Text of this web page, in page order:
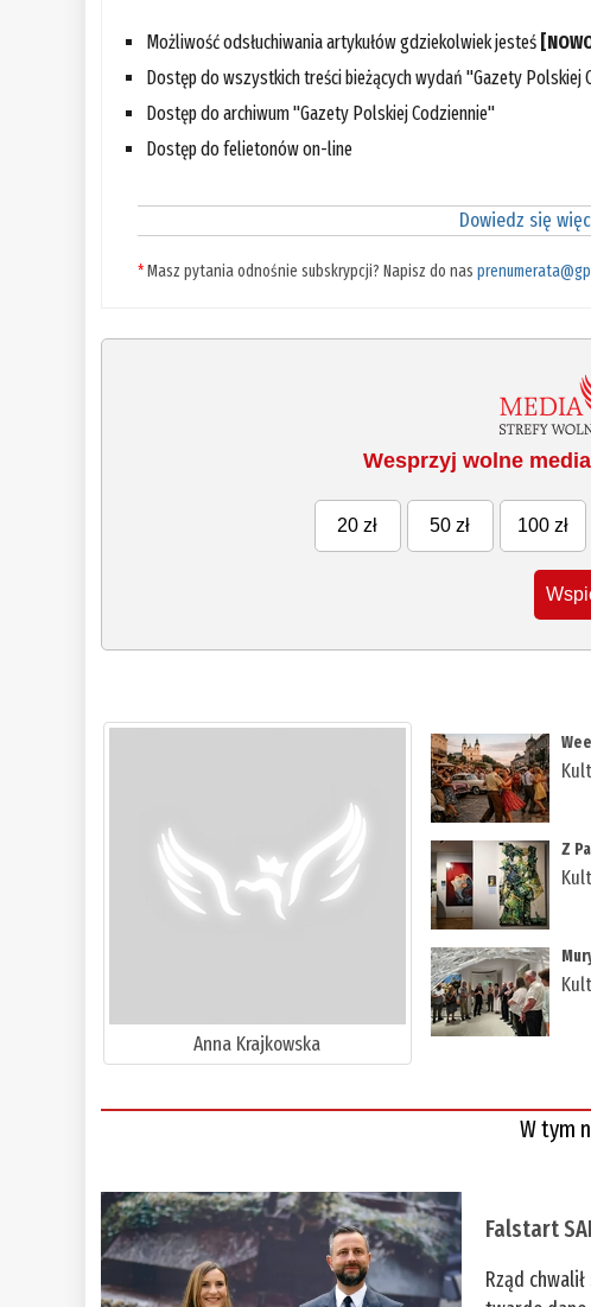
Możliwość odsłuchiwania artykułów gdziekolwiek jesteś
Dostęp do wszystkich treści bieżących wydań "Gazety Polskiej
Dostęp do archiwum "Gazety Polskiej Codziennie"
Dostęp do felietonów on-line
Dowiedz się
*Masz pytania odnośnie subskrypcji? Napisz do nas
Wesprzyj wolne
20 zł 50 zł 100 zł
Anna Krajkowska
Z
W tym
Falstart
Rząd